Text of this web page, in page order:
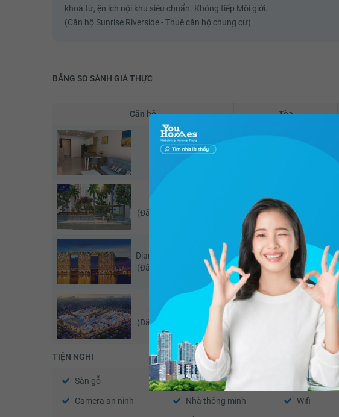
khoá từ, ện ích nội khu siêu chuẩn. Không tiếp Môi giới.
(Căn hộ Sunrise Riverside - Thuê căn hộ chung cư)
BẢNG SO SÁNH GIÁ THỰC
Căn hộ Tòa
Sunrise Riverside
(Đã giao dịch - 05/2026)
Sunrise Riverside
Diamond Lotus Riverside
(Đã giao dịch - 07/2026)
Diamond Lotus Riverside
Cityland Park Hills
(Đã giao dịch - 05/2026)
Cityland Park Hills
TIỆN NGHI
Sàn gỗ Sàn đá Điều hòa
Camera an ninh Nhà thông minh Wifi
Mình khá hài lòng khi mua căn hộ tại
Sunrise Riverside, các tiện ích nội khu khá